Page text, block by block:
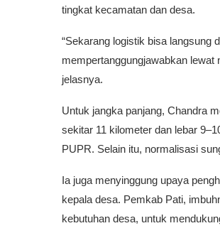
tingkat kecamatan dan desa.
“Sekarang logistik bisa langsung
mempertanggungjawabkan lewat
jelasnya.
Untuk jangka panjang, Chandra
sekitar 11 kilometer dan lebar
PUPR. Selain itu, normalisasi
Ia juga menyinggung upaya
kepala desa. Pemkab Pati,
kebutuhan desa, untuk